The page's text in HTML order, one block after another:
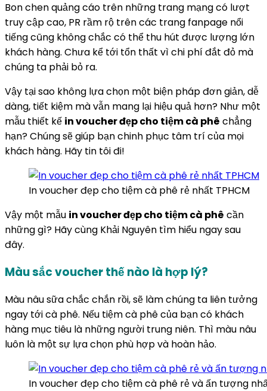
Bon chen quảng cáo trên những trang mạng có lượt
truy cập cao, PR rầm rộ trên các trang fanpage nổi
tiếng cũng không chắc có thể thu hút được lượng lớn
khách hàng. Chưa kể tới tổn thất vì chi phí đắt đỏ mà
chúng ta phải bỏ ra.
Vậy tại sao không lựa chọn một biện pháp đơn giản, dễ
dàng, tiết kiệm mà vẫn mang lại hiệu quả hơn? Như một
mẫu thiết kế in voucher đẹp cho tiệm cà phê chẳng
hạn? Chúng sẽ giúp bạn chinh phục tâm trí của mọi
khách hàng. Hãy tin tôi đi!
In voucher đẹp cho tiệm cà phê rẻ nhất TPHCM
Vậy một mẫu in voucher đẹp cho tiệm cà phê cần
những gì? Hãy cùng Khải Nguyên tìm hiểu ngay sau
đây.
Màu sắc voucher thế nào là hợp lý?
Màu nâu sữa chắc chắn rồi, sẽ làm chúng ta liên tưởng
ngay tới cà phê. Nếu tiệm cà phê của bạn có khách
hàng mục tiêu là những người trung niên. Thì màu nâu
luôn là một sự lựa chọn phù hợp và hoàn hảo.
In voucher đẹp cho tiệm cà phê rẻ và ấn tượng